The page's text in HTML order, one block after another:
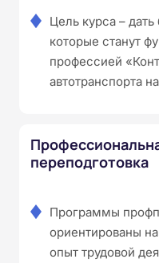
Цель курса –
которые станут
профессией
автотранспорта
переподготовка
Программы
ориентированы
опыт трудовой